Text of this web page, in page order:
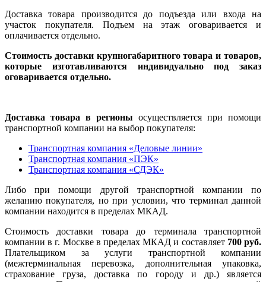
Доставка товара производится до подъезда или входа на
участок покупателя. Подъем на этаж оговаривается и
оплачивается отдельно.
Стоимость доставки крупногабаритного товара и товаров,
которые изготавливаются индивидуально под заказ
оговаривается отдельно.
Доставка товара в регионы осуществляется при помощи
транспортной компании на выбор покупателя:
Транспортная компания «Деловые линии»
Транспортная компания «ПЭК»
Транспортная компания «СДЭК»
Либо при помощи другой транспортной компании по
желанию покупателя, но при условии, что терминал данной
компании находится в пределах МКАД.
Стоимость доставки товара до терминала транспортной
компании в г. Москве в пределах МКАД и составляет 700 руб.
Плательщиком за услуги транспортной компании
(межтерминальная перевозка, дополнительная упаковка,
страхование груза, доставка по городу и др.) является